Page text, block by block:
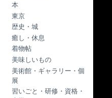
本
東京
歴史・城
癒し・休息
着物帖
美味しいもの
美術館・ギャラリー・個
展
習いごと・研修・資格・